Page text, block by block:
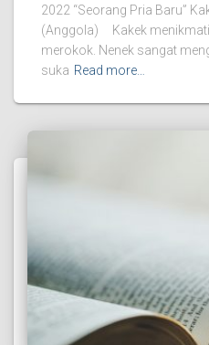
2022 “Seorang Pria Baru”
(Anggola) Kakek
merokok. Nenek sangat
suka Read more…